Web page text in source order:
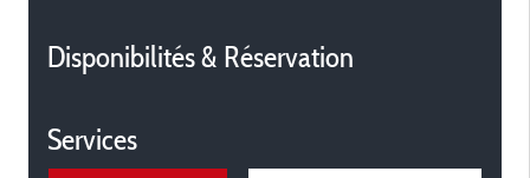
Disponibilités & Réservation
Services